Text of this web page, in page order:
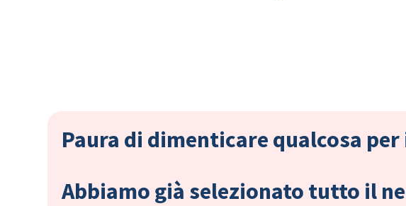
Paura di dimenticare qualcosa
Abbiamo già selezionato tutto il